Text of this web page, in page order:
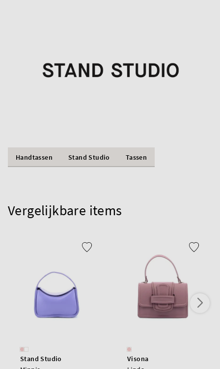
Handtassen Stand Studio Tassen
Vergelijkbare items
Stand Studio
Visona